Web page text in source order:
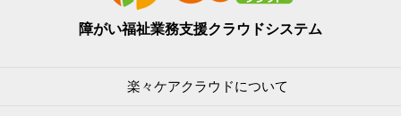
障がい福祉業務支援クラウドシステム
楽々ケアクラウドについて